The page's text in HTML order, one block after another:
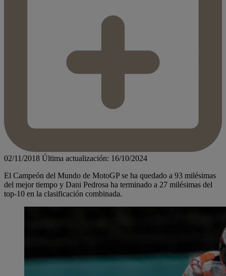
02/11/2018 Última actualización: 16/10/2024
El Campeón del Mundo de MotoGP se ha quedado a 93 milésimas
del mejor tiempo y Dani Pedrosa ha terminado a 27 milésimas del
top-10 en la clasificación combinada.